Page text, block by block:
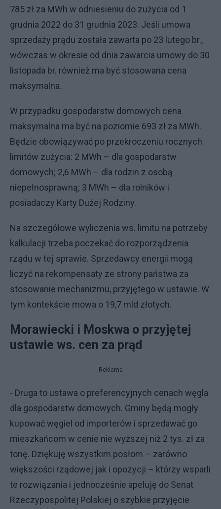
785 zł za MWh w odniesieniu do zużycia od 1
grudnia 2022 do 31 grudnia 2023. Jeśli umowa
sprzedaży prądu została zawarta po 23 lutego br.,
wówczas w okresie od dnia zawarcia umowy do 30
listopada br. również ma być stosowana cena
maksymalna.
W przypadku gospodarstw domowych cena
maksymalna ma być na poziomie 693 zł za MWh.
Będzie obowiązywać po przekroczeniu rocznych
limitów zużycia: 2 MWh – dla gospodarstw
domowych; 2,6 MWh – dla rodzin z osobą
niepełnosprawną; 3 MWh – dla rolników i
posiadaczy Karty Dużej Rodziny.
Na szczegółowe wyliczenia ws. limitu na potrzeby
kalkulacji trzeba poczekać do rozporządzenia
rządu w tej sprawie. Sprzedawcy energii mogą
liczyć na rekompensaty ze strony państwa za
stosowanie mechanizmu, przyjętego w ustawie. W
tym kontekście mowa o 19,7 mld złotych.
Morawiecki i Moskwa o przyjętej
ustawie ws. cen za prąd
Reklama
- Druga to ustawa o preferencyjnych cenach węgla
dla gospodarstw domowych. Gminy będą mogły
kupować węgiel od importerów i sprzedawać go
mieszkańcom w cenie nie wyższej niż 2 tys. zł za
tonę. Dziękuję wszystkim posłom – zarówno
większości rządowej jak i opozycji – którzy wsparli
te rozwiązania i jednocześnie apeluję do Senat
Rzeczypospolitej Polskiej o szybkie przyjęcie